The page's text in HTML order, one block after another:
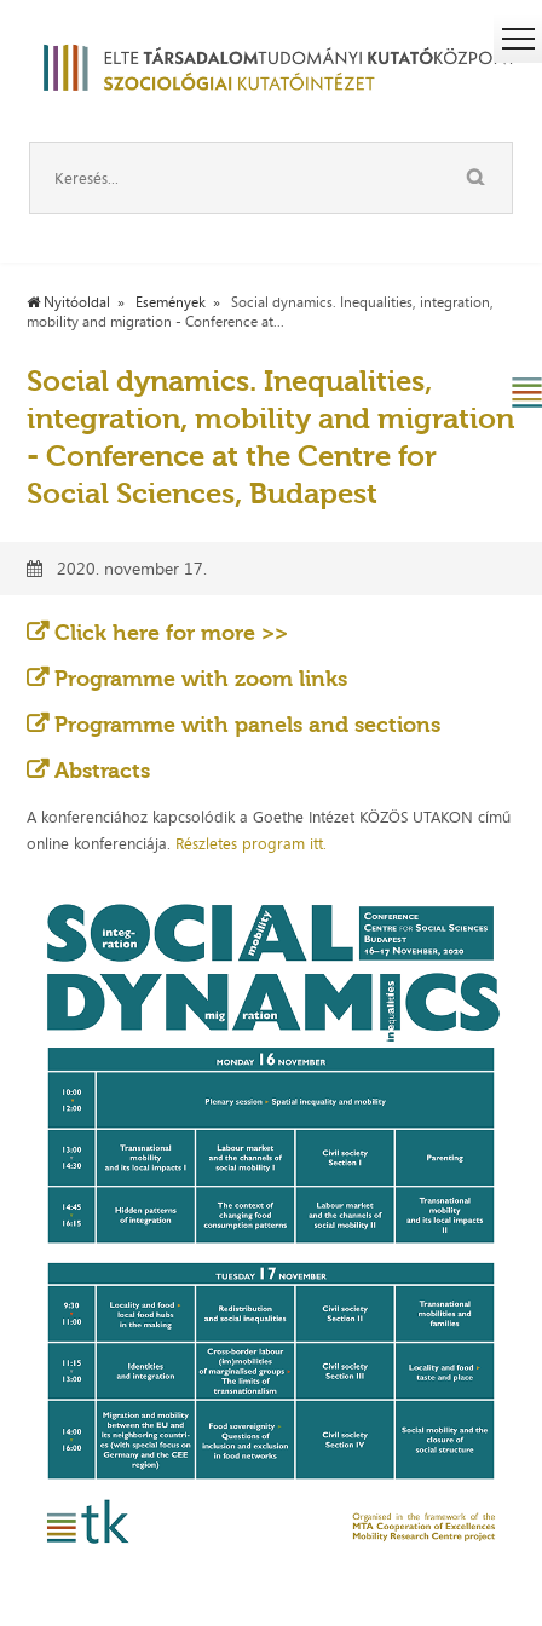
Nyitóoldal Események
Social dynamics. Inequalities, integration,
mobility and migration - Conference at...
Social dynamics. Inequalities,
integration, mobility and migration
- Conference at the Centre for
Social Sciences, Budapest
2020. november 17.
Click here for more >>
Programme with zoom links
Programme with panels and sections
Abstracts
A konferenciához kapcsolódik a Goethe Intézet KÖZÖS UTAKON című
online konferenciája. Részletes program itt.